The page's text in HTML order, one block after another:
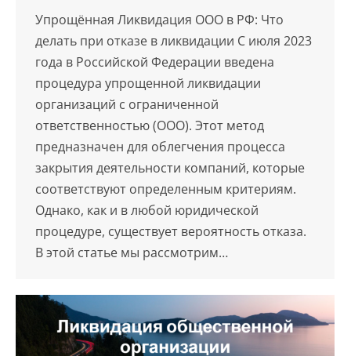
Упрощённая Ликвидация ООО в РФ: Что
делать при отказе в ликвидации С июля 2023
года в Российской Федерации введена
процедура упрощенной ликвидации
организаций с ограниченной
ответственностью (ООО). Этот метод
предназначен для облегчения процесса
закрытия деятельности компаний, которые
соответствуют определенным критериям.
Однако, как и в любой юридической
процедуре, существует вероятность отказа.
В этой статье мы рассмотрим…